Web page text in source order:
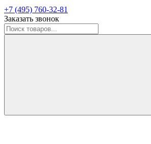
+7 (495) 760-32-81
Заказать звонок